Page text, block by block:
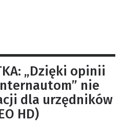
„Dzięki opinii
nie
dla urzędników
HD)